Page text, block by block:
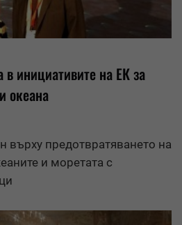
инициативите на ЕК за
океана
върху предотвратяването на
и моретата с